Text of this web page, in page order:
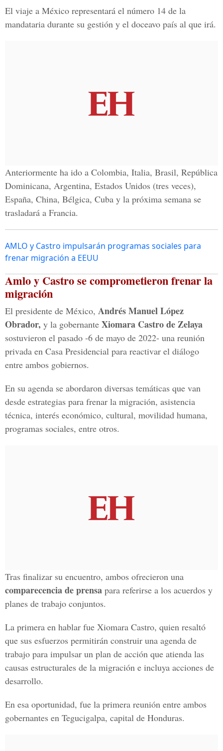
El viaje a México representará el número 14 de la
mandataria durante su gestión y el doceavo país al que irá.
Anteriormente ha ido a Colombia, Italia, Brasil, República
Dominicana, Argentina, Estados Unidos (tres veces),
España, China, Bélgica, Cuba y la próxima semana se
trasladará a Francia.
AMLO y Castro impulsarán programas sociales para
frenar migración a EEUU
Amlo y Castro se comprometieron frenar la
migración
El presidente de México, Andrés Manuel López
Obrador, y la gobernante Xiomara Castro de Zelaya
sostuvieron el pasado -6 de mayo de 2022- una reunión
privada en Casa Presidencial para reactivar el diálogo
entre ambos gobiernos.
En su agenda se abordaron diversas temáticas que van
desde estrategias para frenar la migración, asistencia
técnica, interés económico, cultural, movilidad humana,
programas sociales, entre otros.
Tras finalizar su encuentro, ambos ofrecieron una
comparecencia de prensa para referirse a los acuerdos y
planes de trabajo conjuntos.
La primera en hablar fue Xiomara Castro, quien resaltó
que sus esfuerzos permitirán construir una agenda de
trabajo para impulsar un plan de acción que atienda las
causas estructurales de la migración e incluya acciones de
desarrollo.
En esa oportunidad, fue la primera reunión entre ambos
gobernantes en Tegucigalpa, capital de Honduras.